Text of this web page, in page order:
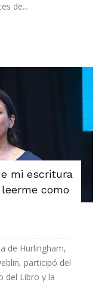
de...
mi escritura
como
de Hurlingham,
participó del
del Libro y la